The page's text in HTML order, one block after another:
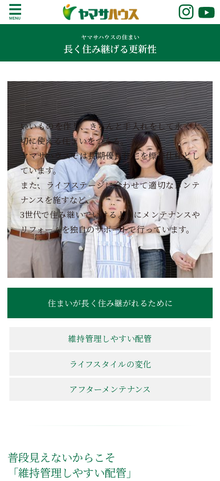
o
鹿児島で注文住宅ならヤマサハウス
新築の注文住宅や建売モデルハウスをお探し
の方はこちら。鹿児島県内で11年連続ナンバ
ーワンの実績を誇る、絆の家でおなじみの
ヤマサハウス。展示場情報や家づくりのこだ
ヤマサハウスの住まい
長く住み継げる更新性
いいものを作り、きちんと手入れをして永く大
切に使える住まいをつくる。
ヤマサハウスでは長期優良住宅を標準仕様とし
ています。
また、ライフステージに合わせて適切なメンテ
ナンスを施すなど、
3世代で住み継いでいけるようにメンテナンスや
リフォームを独自のサポートで行っています。
住まいが長く住み継がれるために
維持管理しやすい配管
ライフスタイルの変化
アフターメンテナンス
普段見えないからこそ
「維持管理しやすい配管」